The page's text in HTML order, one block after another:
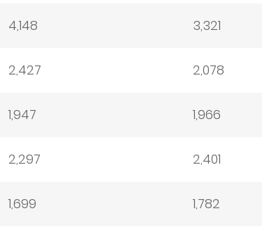
4,148 3,321
2,427 2,078
1,947 1,966
2,297 2,401
1,699 1,782